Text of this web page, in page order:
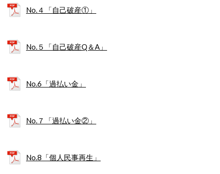
No.４「自己破産①」
No.５「自己破産Q＆A」
No.6「過払い金」
No.７「過払い金②」
No.8「個人民事再生」